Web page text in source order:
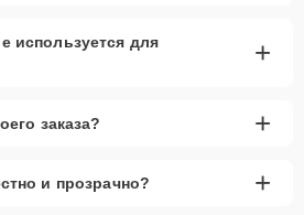
используется для
+
заказа? +
и прозрачно? +